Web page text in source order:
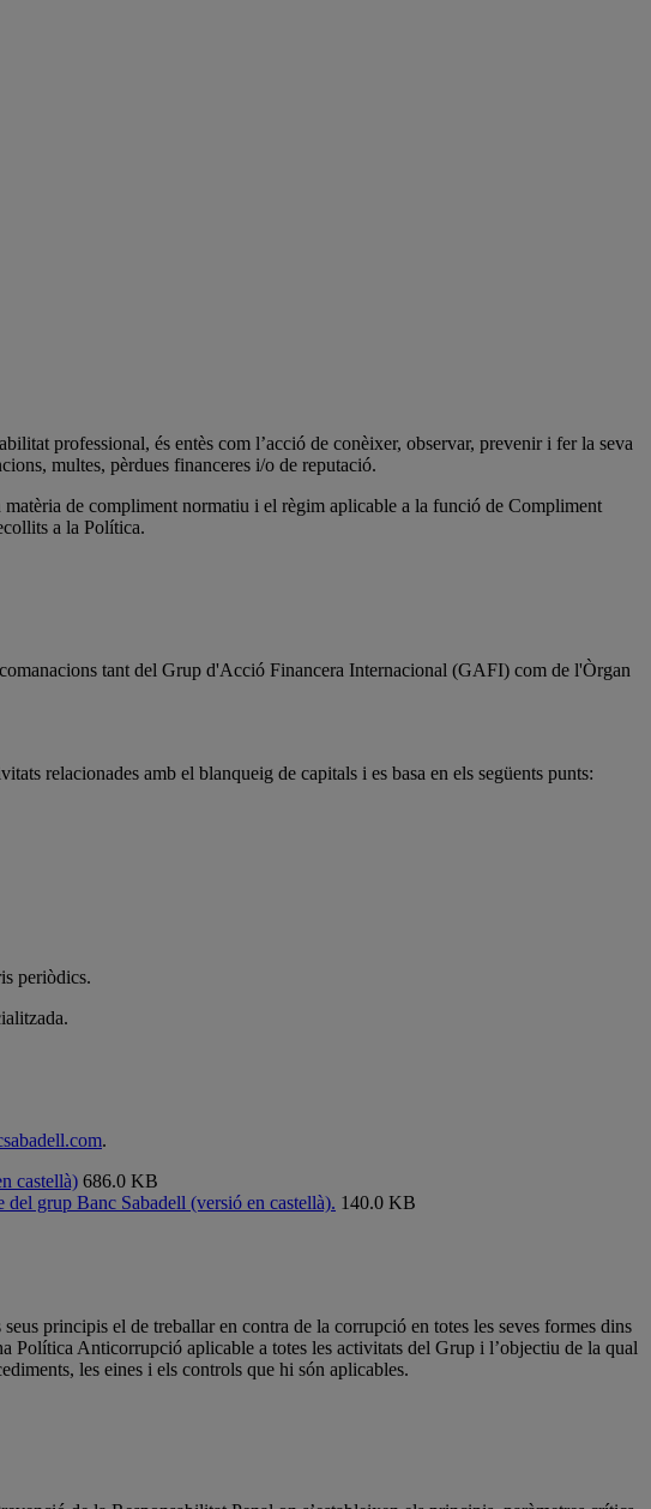
professional, és entès com l’acció de conèixer, observar, prevenir i fer la seva
multes, pèrdues financeres i/o de reputació.
de compliment normatiu i el règim aplicable a la funció de Compliment
a la Política.
tant del Grup d'Acció Financera Internacional (GAFI) com de l'Òrgan
relacionades amb el blanqueig de capitals i es basa en els següents punts:
periòdics.
.
castellà) 686.0 KB
grup Banc Sabadell (versió en castellà). 140.0 KB
principis el de treballar en contra de la corrupció en totes les seves formes dins
Política Anticorrupció aplicable a totes les activitats del Grup i l’objectiu de la qual
les eines i els controls que hi són aplicables.